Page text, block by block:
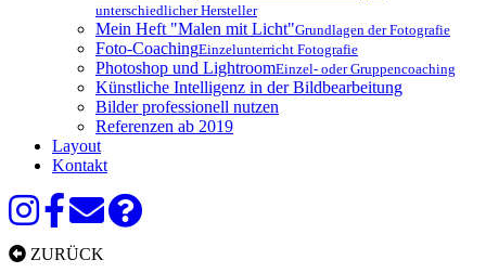
unterschiedlicher Hersteller
Mein Heft "Malen mit Licht"Grundlagen der Fotografie
Foto-CoachingEinzelunterricht Fotografie
Photoshop und LightroomEinzel- oder Gruppencoaching
Künstliche Intelligenz in der Bildbearbeitung
Bilder professionell nutzen
Referenzen ab 2019
Layout
Kontakt
ZURÜCK